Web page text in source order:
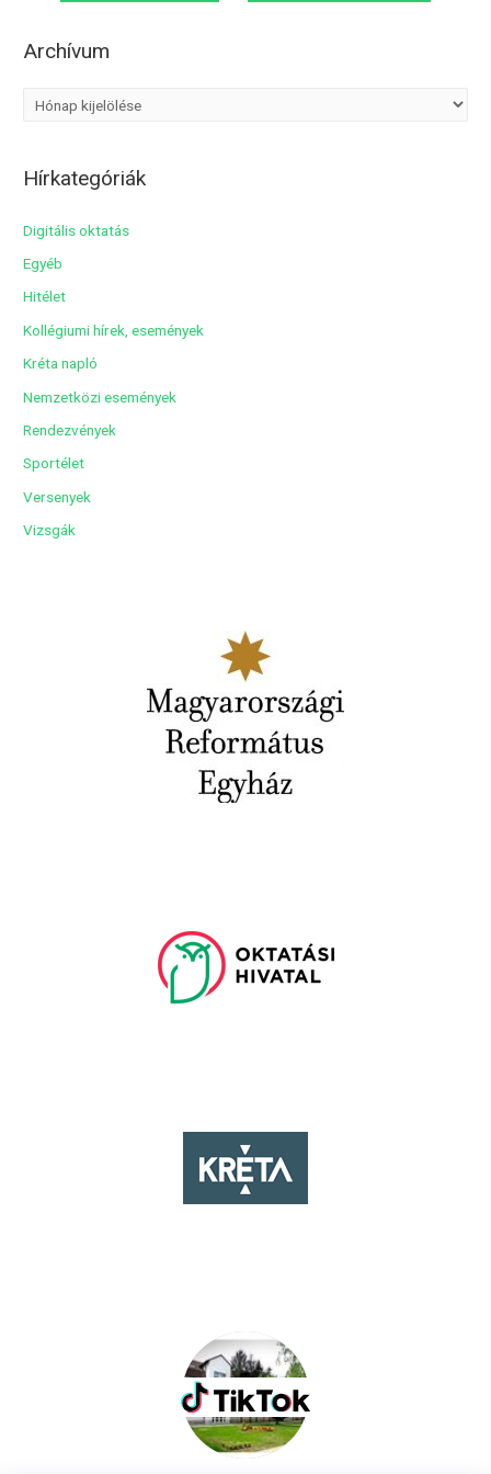
navigáció
Archívum
hHírkategóriák
Digitális oktatás
Egyéb
Hitélet
Kollégiumi hírek, események
Kréta napló
Nemzetközi események
Rendezvények
Sportélet
Versenyek
Vizsgák